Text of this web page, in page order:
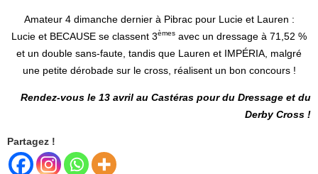
Amateur 4 dimanche dernier à Pibrac pour Lucie et Lauren :
Lucie et BECAUSE se classent 3èmes avec un dressage à 71,52 %
et un double sans-faute, tandis que Lauren et IMPÉRIA, malgré
une petite dérobade sur le cross, réalisent un bon concours !
Rendez-vous le 13 avril au Castéras pour du Dressage et du
Derby Cross !
Partagez !